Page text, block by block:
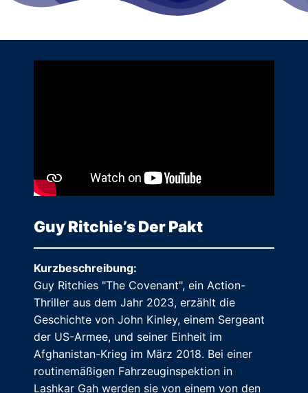
Guy Ritchie’s Der Pakt
Kurzbeschreibung:
Guy Ritchies "The Covenant", ein Action-
Thriller aus dem Jahr 2023, erzählt die
Geschichte von John Kinley, einem Sergeant
der US-Armee, und seiner Einheit im
Afghanistan-Krieg im März 2018. Bei einer
routinemäßigen Fahrzeuginspektion in
Lashkar Gah werden sie von einem von den